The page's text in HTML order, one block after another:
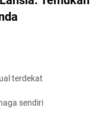
terdekat
sendiri